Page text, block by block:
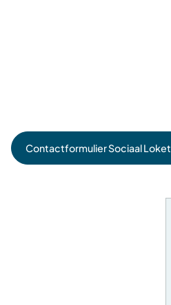
Contactformulier Sociaal Loket
(Verwijst